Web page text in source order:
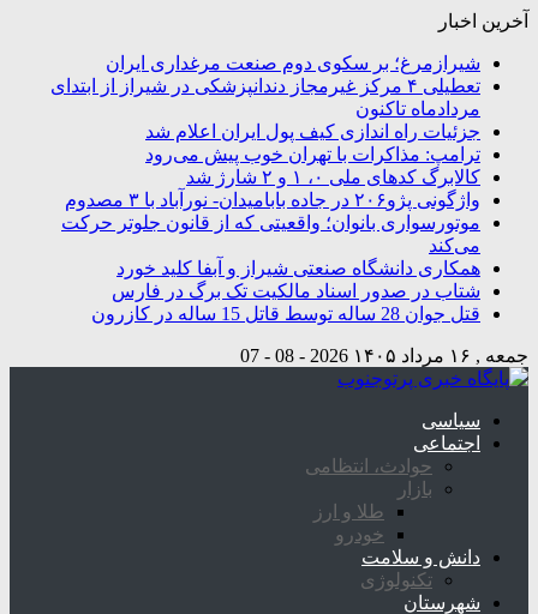
آخرین اخبار
شیرازمرغ؛ بر سکوی دوم صنعت مرغداری ایران
تعطیلی ۴ مرکز غیرمجاز دندانپزشکی در شیراز از ابتدای
مردادماه تاکنون
جزئیات راه اندازی کیف پول ایران اعلام شد
ترامپ: مذاکرات با تهران خوب پیش می‌رود
کالابرگ کدهای ملی ۰، ۱ و ۲ شارژ شد
واژگونی پژو۲۰۶ در جاده بابامیدان- نورآباد با ۳ مصدوم
موتورسواری بانوان؛ واقعیتی که از قانون جلوتر حرکت
می‌کند
همکاری دانشگاه صنعتی شیراز و آبفا کلید خورد
شتاب در صدور اسناد مالکیت تک برگ در فارس
قتل جوان 28 ساله توسط قاتل 15 ساله در کازرون
جمعه , ۱۶ مرداد ۱۴۰۵ 2026 - 08 - 07
سیاسی
اجتماعی
حوادث، انتظامی
بازار
طلا و ارز
خودرو
دانش و سلامت
تکنولوژی
شهرستان